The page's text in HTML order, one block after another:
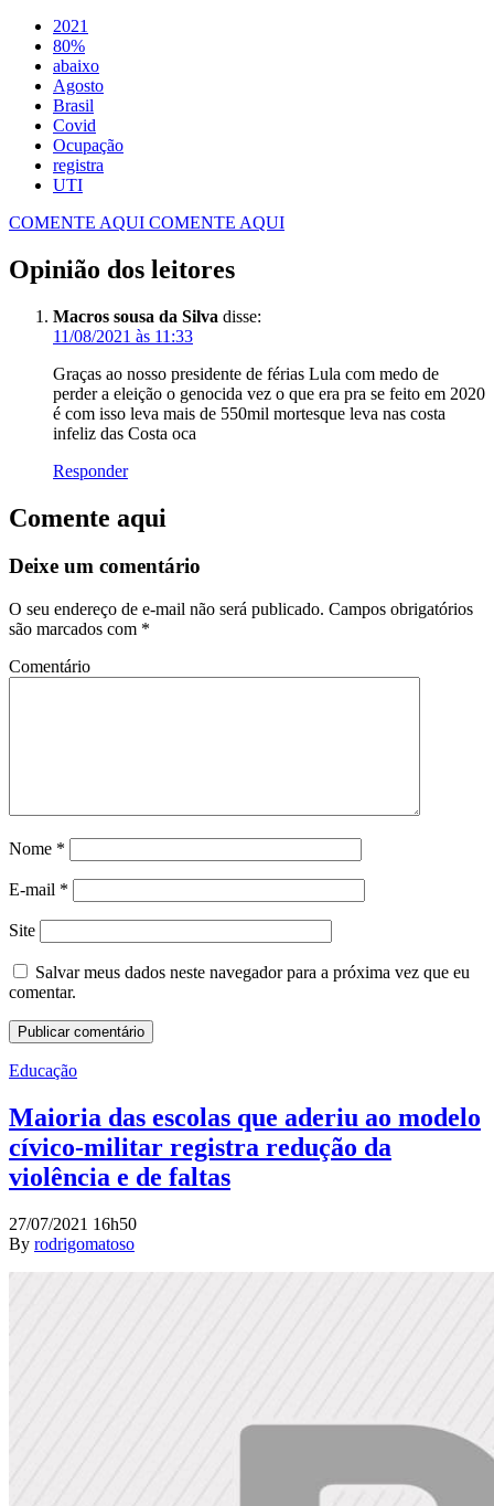
2021
80%
abaixo
Agosto
Covid
Ocupação
registra
UTI
COMENTE AQUI COMENTE AQUI
Opinião dos leitores
Macros sousa da Silva disse:
11/08/2021 às 11:33
Graças ao nosso presidente de férias Lula com medo de
perder a eleição o genocida vez o que era pra se feito em 2020
é com isso leva mais de 550mil mortesque leva nas costa
infeliz das Costa oca
Responder
Comente aqui
Deixe um comentário
O seu endereço de e-mail não será publicado. Campos obrigatórios
são marcados com *
Comentário
Nome *
E-mail *
Site
Salvar meus dados neste navegador para a próxima vez que eu
comentar.
Educação
Maioria das escolas que aderiu ao modelo
cívico-militar registra redução da
violência e de faltas
27/07/2021 16h50
By rodrigomatoso